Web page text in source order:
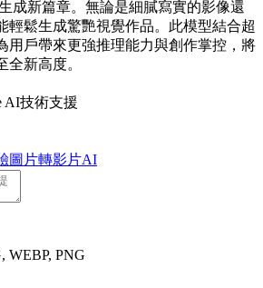
成新篇章。無論是細膩寫實的影像還
輕鬆生成驚艷視覺作品。此模型結合超
用戶帶來更強推理能力與創作掌控，將
全新高度。
AI技術支援
圖片轉影片AI
WEBP, PNG